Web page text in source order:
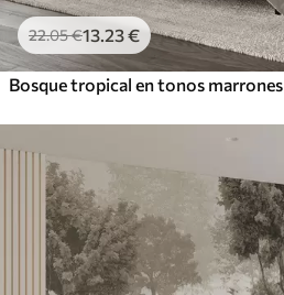
22.05€13 .23€
Bosque tropical en tonos marrones